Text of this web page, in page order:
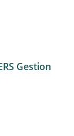
Gestion